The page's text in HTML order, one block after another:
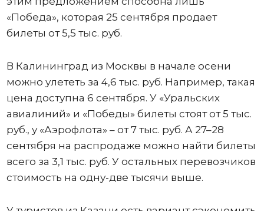
«Победа», которая 25 сентября продает
билеты от 5,5 тыс. руб.
В Калининград из Москвы в начале осени
можно улететь за 4,6 тыс. руб. Например, такая
цена доступна 6 сентября. У «Уральских
авиалиний» и «Победы» билеты стоят от 5 тыс.
руб., у «Аэрофлота» – от 7 тыс. руб. А 27–28
сентября на распродаже можно найти билеты
всего за 3,1 тыс. руб. У остальных перевозчиков
стоимость на одну-две тысячи выше.